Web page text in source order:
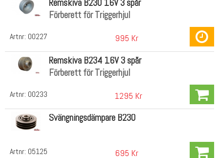
Artnr: 00227
Remskiva B230 16V 3 spår
Förberett för Triggerhjul
995 Kr
Artnr: 00233
Remskiva B234 16V 3 spår
Förberett för Triggerhjul
1295 Kr
Artnr: 05125
Svängningsdämpare B230
695 Kr